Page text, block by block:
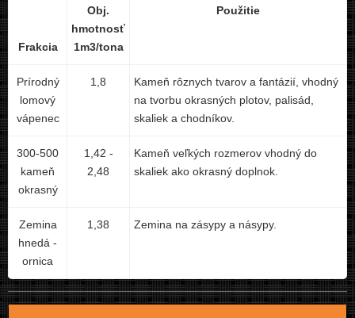
Frakcia
Obj.
hmotnosť
1m3/tona
Použitie
Prírodný
lomový
vápenec
1,8
Kameň rôznych tvarov a fantázií, vhodný
na tvorbu okrasných plotov, palisád,
skaliek a chodníkov.
300-500
kameň
okrasný
1,42 -
2,48
Kameň veľkých rozmerov vhodný do
skaliek ako okrasný doplnok.
Zemina
hnedá -
ornica
1,38 Zemina na zásypy a násypy.